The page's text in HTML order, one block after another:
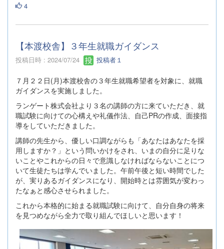
4
【本渡校舎】３年生就職ガイダンス
投稿日時 : 2024/07/24 投稿者１
７月２２日(月)本渡校舎の３年生就職希望者を対象に、就職
ガイダンスを実施しました。
ランゲート株式会社より３名の講師の方に来ていただき、就
職試験に向けての心構えや礼儀作法、自己PRの作成、面接指
導をしていただきました。
講師の先生から、優しい口調ながらも「あなたはあなたを採
用しますか？」という問いかけをされ、いまの自分に足りな
いことやこれからの日々で意識しなければならないことにつ
いて生徒たちは学んでいました。午前午後と短い時間でした
が、実りあるガイダンスになり、開始時とは雰囲気が変わっ
たなぁと感心させられました。
これから本格的に始まる就職試験に向けて、自分自身の将来
を見つめながら全力で取り組んでほしいと思います！